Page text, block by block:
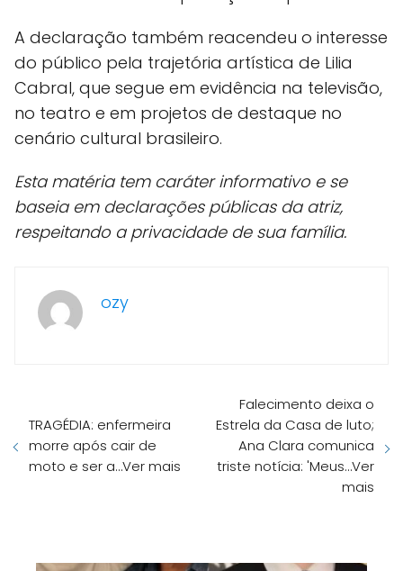
A declaração também reacendeu o interesse
do público pela trajetória artística de Lilia
Cabral, que segue em evidência na televisão,
no teatro e em projetos de destaque no
cenário cultural brasileiro.
Esta matéria tem caráter informativo e se
baseia em declarações públicas da atriz,
respeitando a privacidade de sua família.
ozy
TRAGÉDIA: enfermeira
morre após cair de
moto e ser a…Ver mais
Falecimento deixa o
Estrela da Casa de luto;
Ana Clara comunica
triste notícia: 'Meus…Ver
mais